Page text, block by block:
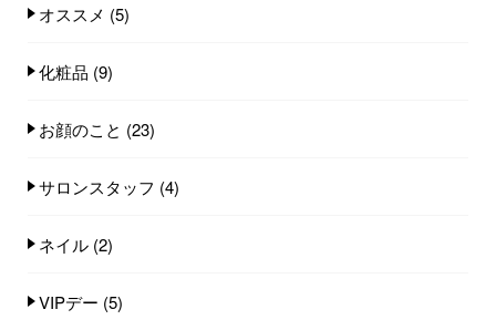
オススメ (5)
化粧品 (9)
お顔のこと (23)
サロンスタッフ (4)
ネイル (2)
VIPデー (5)